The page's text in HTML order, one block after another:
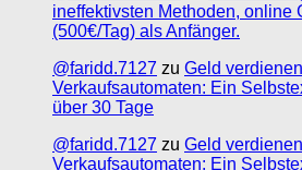
ineffektivsten Methoden, online
(500€/Tag) als Anfänger.
@faridd.7127 zu Geld
Verkaufsautomaten: Ein
über 30 Tage
@faridd.7127 zu Geld
Verkaufsautomaten: Ein